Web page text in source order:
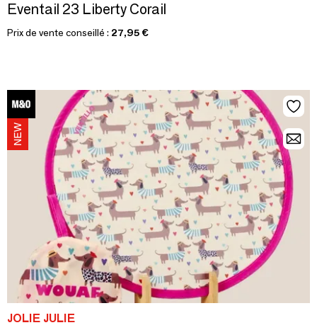
Eventail 23 Liberty Corail
Prix de vente conseillé : 27,95 €
JOLIE JULIE